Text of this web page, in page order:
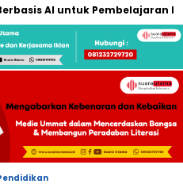
untuk Pembelajaran Berbicara